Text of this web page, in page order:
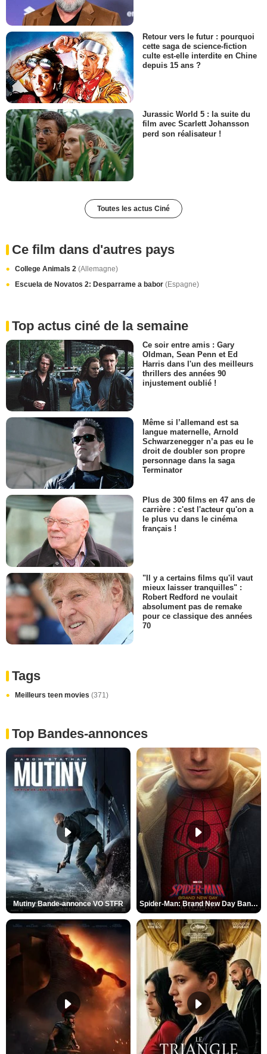
Retour vers le futur : pourquoi
cette saga de science-fiction
culte est-elle interdite en Chine
depuis 15 ans ?
Jurassic World 5 : la suite du
film avec Scarlett Johansson
perd son réalisateur !
Toutes les actus Ciné
Ce film dans d'autres pays
College Animals 2 (Allemagne)
Escuela de Novatos 2: Desparrame a babor (Espagne)
Top actus ciné de la semaine
Ce soir entre amis : Gary
Oldman, Sean Penn et Ed
Harris dans l'un des meilleurs
thrillers des années 90
injustement oublié !
Même si l’allemand est sa
langue maternelle, Arnold
Schwarzenegger n’a pas eu le
droit de doubler son propre
personnage dans la saga
Terminator
Plus de 300 films en 47 ans de
carrière : c'est l'acteur qu'on a
le plus vu dans le cinéma
français !
"Il y a certains films qu'il vaut
mieux laisser tranquilles" :
Robert Redford ne voulait
absolument pas de remake
pour ce classique des années
70
Tags
Meilleurs teen movies (371)
Top Bandes-annonces
Mutiny Bande-annonce VO STFR Spider-Man: Brand New Day Bande-annonce VO STFR